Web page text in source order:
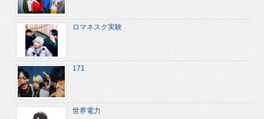
ロマネスク実験
171
世界電力